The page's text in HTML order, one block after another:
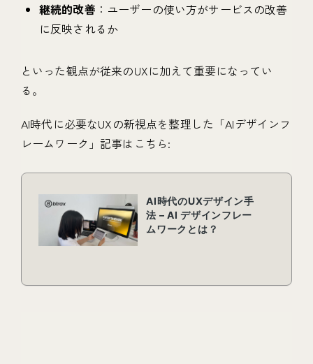
継続的改善 ：ユーザーの使い方がサービスの改善
に反映されるか
といった観点が従来のUXに加えて重要になってい
る。
AI時代に必要なUXの新視点を整理した「AIデザインフ
レームワーク」記事はこちら: